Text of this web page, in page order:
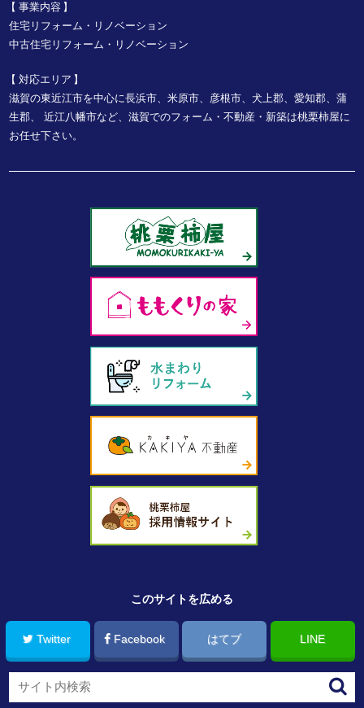
事業内容
住宅リフォーム・リノベーション
中古住宅リフォーム・リノベーション
対応エリア
滋賀の東近江市を中心に長浜市、米原市、彦根市、犬上郡、愛知郡、蒲
生郡、
近江八幡市など、滋賀でのフォーム・不動産・新築は桃栗柿屋に
お任せ下さい。
このサイトを広める
Twitter Facebook はてブ LINE